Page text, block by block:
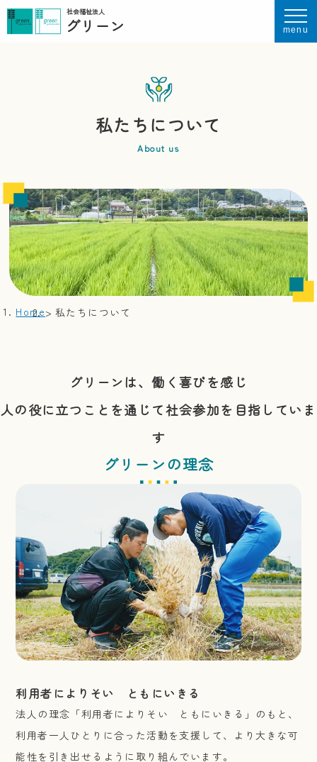
menu
社会福祉法人
グリーン
私たちについて
About us
Home 私たちについて
グリーンは、働く喜びを感じ
人の役に立つことを通じて社会参加を目指していま
す
グリーンの理念
利用者によりそい ともにいきる
法人の理念「利用者によりそい ともにいきる」のもと、
利用者一人ひとりに合った活動を支援して、より大きな可
能性を引き出せるように取り組んでいます。